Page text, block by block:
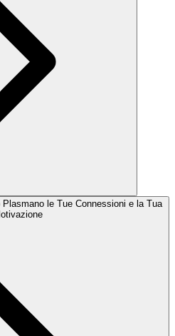
le Tue Connessioni e la Tua